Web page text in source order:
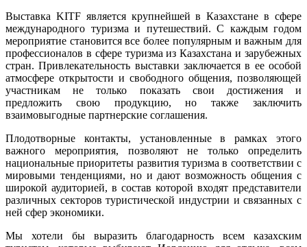
Выставка KITF является крупнейшей в Казахстане в сфере
международного туризма и путешествий. С каждым годом
мероприятие становится все более популярным и важным для
профессионалов в сфере туризма из Казахстана и зарубежных
стран. Привлекательность выставки заключается в ее особой
атмосфере открытости и свободного общения, позволяющей
участникам не только показать свои достижения и
предложить свою продукцию, но также заключить
взаимовыгодные партнерские соглашения.
Плодотворные контакты, установленные в рамках этого
важного мероприятия, позволяют не только определить
национальные приоритеты развития туризма в соответствии с
мировыми тенденциями, но и дают возможность общения с
широкой аудиторией, в состав которой входят представители
различных секторов туристической индустрии и связанных с
ней сфер экономики.
Мы хотели бы выразить благодарность всем казахским